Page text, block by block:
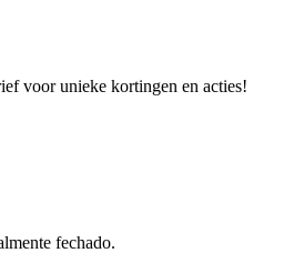
voor unieke kortingen en acties!
fechado.